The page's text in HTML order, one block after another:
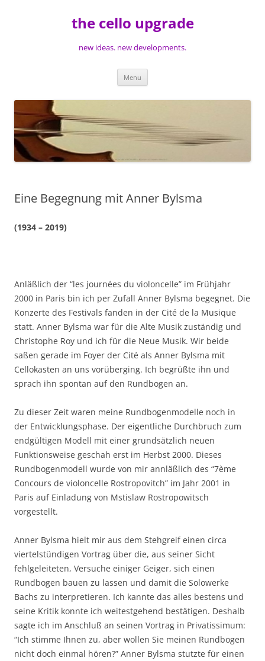
the cello upgrade
new ideas. new developments.
Menu
Eine Begegnung mit Anner Bylsma
(1934 – 2019)
Anläßlich der “les journées du violoncelle” im Frühjahr
2000 in Paris bin ich per Zufall Anner Bylsma begegnet. Die
Konzerte des Festivals fanden in der Cité de la Musique
statt. Anner Bylsma war für die Alte Musik zuständig und
Christophe Roy und ich für die Neue Musik. Wir beide
saßen gerade im Foyer der Cité als Anner Bylsma mit
Cellokasten an uns vorüberging. Ich begrüßte ihn und
sprach ihn spontan auf den Rundbogen an.
Zu dieser Zeit waren meine Rundbogenmodelle noch in
der Entwicklungsphase. Der eigentliche Durchbruch zum
endgültigen Modell mit einer grundsätzlich neuen
Funktionsweise geschah erst im Herbst 2000. Dieses
Rundbogenmodell wurde von mir annläßlich des “7ème
Concours de violoncelle Rostropovitch” im Jahr 2001 in
Paris auf Einladung von Mstislaw Rostropowitsch
vorgestellt.
Anner Bylsma hielt mir aus dem Stehgreif einen circa
viertelstündigen Vortrag über die, aus seiner Sicht
fehlgeleiteten, Versuche einiger Geiger, sich einen
Rundbogen bauen zu lassen und damit die Solowerke
Bachs zu interpretieren. Ich kannte das alles bestens und
seine Kritik konnte ich weitestgehend bestätigen. Deshalb
sagte ich im Anschluß an seinen Vortrag in Privatissimum:
“Ich stimme Ihnen zu, aber wollen Sie meinen Rundbogen
nicht doch einmal hören?” Anner Bylsma stutzte für einen